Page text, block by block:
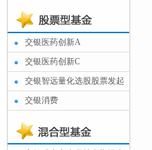
交银医药创新A
交银医药创新C
交银智远量化选股股票发起
交银消费